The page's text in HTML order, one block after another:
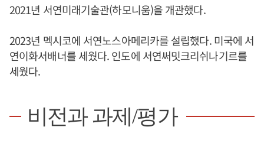
2021년 서연미래기술관(하모니움)을 개관했다.
2023년 멕시코에 서연노스아메리카를 설립했다. 미국에 서
연이화서배너를 세웠다. 인도에 서연써밋크리쉬나기르를
세웠다.
비전과 과제/평가